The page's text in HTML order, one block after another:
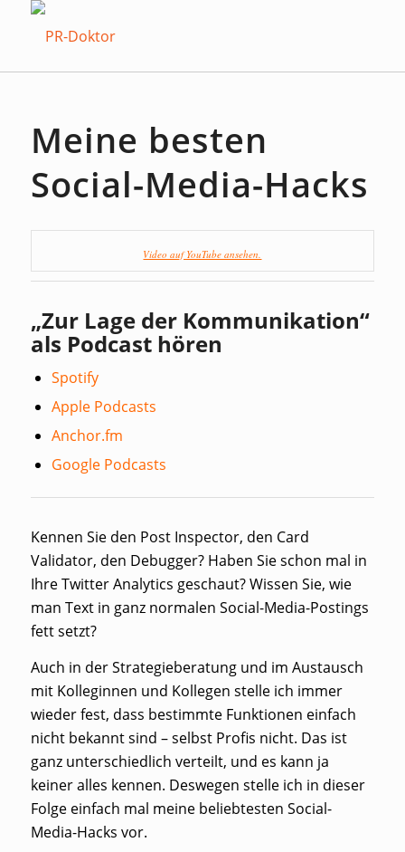
Meine besten
Social-Media-Hacks
Video auf YouTube ansehen.
„Zur Lage der Kommunikation“
als Podcast hören
Spotify
Apple Podcasts
Anchor.fm
Google Podcasts
Kennen Sie den Post Inspector, den Card
Validator, den Debugger? Haben Sie schon mal in
Ihre Twitter Analytics geschaut? Wissen Sie, wie
man Text in ganz normalen Social-Media-Postings
fett setzt?
Auch in der Strategieberatung und im Austausch
mit Kolleginnen und Kollegen stelle ich immer
wieder fest, dass bestimmte Funktionen einfach
nicht bekannt sind – selbst Profis nicht. Das ist
ganz unterschiedlich verteilt, und es kann ja
keiner alles kennen. Deswegen stelle ich in dieser
Folge einfach mal meine beliebtesten Social-
Media-Hacks vor.